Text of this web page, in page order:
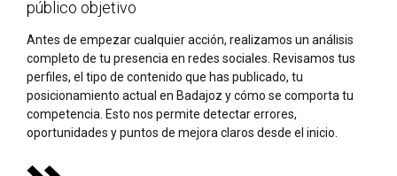
público objetivo
Antes de empezar cualquier acción, realizamos un análisis
completo de tu presencia en redes sociales. Revisamos tus
perfiles, el tipo de contenido que has publicado, tu
posicionamiento actual en Badajoz y cómo se comporta tu
competencia. Esto nos permite detectar errores,
oportunidades y puntos de mejora claros desde el inicio.